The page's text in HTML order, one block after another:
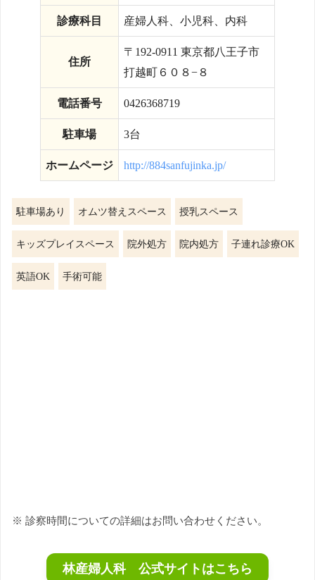
診療科目 産婦人科、小児科、内科
住所
〒192-0911 東京都八王子市
打越町６０８−８
電話番号 0426368719
駐車場 3台
ホームページ http://884sanfujinka.jp/
駐車場あり オムツ替えスペース 授乳スペース
キッズプレイスペース 院外処方 院内処方 子連れ診療OK
英語OK 手術可能
※ 診察時間についての詳細はお問い合わせください。
林産婦人科 公式サイトはこちら